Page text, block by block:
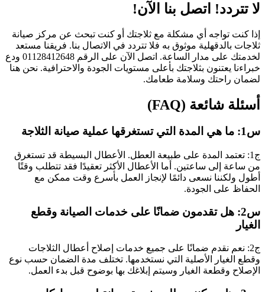
لا تتردد! اتصل بنا الآن!
إذا كنت تواجه أي مشكلة مع ثلاجتك أو كنت تبحث عن مركز صيانة
ثلاجات بالدقهلية موثوق به فلا تتردد في الاتصال بنا. فريقنا مستعد
لخدمتك على مدار الساعة. اتصل الآن على الرقم 01128412648 ودع
خبراءنا يعتنون بثلاجتك بأعلى مستويات الجودة والاحترافية. نحن هنا
لضمان راحتك وسلامة طعامك.
أسئلة شائعة (FAQ)
س1: ما هي المدة التي تستغرقها عملية صيانة الثلاجة
ج1: تعتمد المدة على طبيعة العطل. الأعطال البسيطة قد تستغرق
من ساعة إلى ساعتين. أما الأعطال الأكثر تعقيدًا فقد تتطلب وقتًا
أطول ولكننا نسعى دائمًا لإنجاز العمل بأسرع وقت ممكن مع
الحفاظ على الجودة.
س2: هل تقدمون ضمانًا على خدمات الصيانة وقطع
الغيار
ج2: نعم نقدم ضمانًا على جميع خدمات إصلاح أعطال الثلاجات
وقطع الغيار الأصلية التي نستخدمها. تختلف مدة الضمان حسب نوع
الإصلاح وقطعة الغيار وسيتم إبلاغك بها بوضوح قبل بدء العمل.